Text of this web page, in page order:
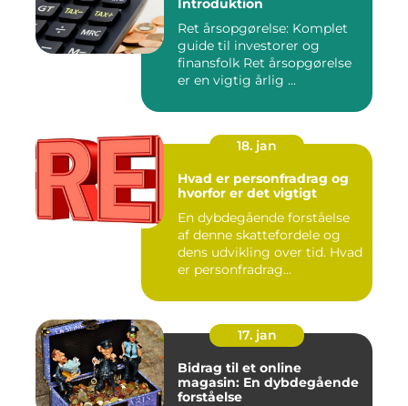
Introduktion
Ret årsopgørelse: Komplet
guide til investorer og
finansfolk Ret årsopgørelse
er en vigtig årlig ...
18. jan
Hvad er personfradrag og
hvorfor er det vigtigt
En dybdegående forståelse
af denne skattefordele og
dens udvikling over tid. Hvad
er personfradrag...
17. jan
Bidrag til et online
magasin: En dybdegående
forståelse